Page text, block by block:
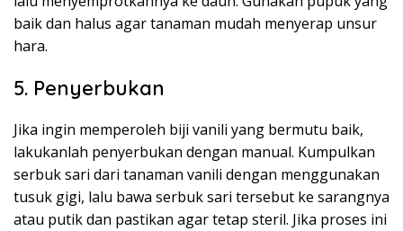
baik dan halus agar tanaman mudah menyerap unsur
hara.
5. Penyerbukan
Jika ingin memperoleh biji vanili yang bermutu baik,
lakukanlah penyerbukan dengan manual. Kumpulkan
serbuk sari dari tanaman vanili dengan menggunakan
tusuk gigi, lalu bawa serbuk sari tersebut ke sarangnya
atau putik dan pastikan agar tetap steril. Jika proses ini